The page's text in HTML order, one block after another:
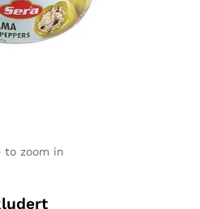
to zoom in